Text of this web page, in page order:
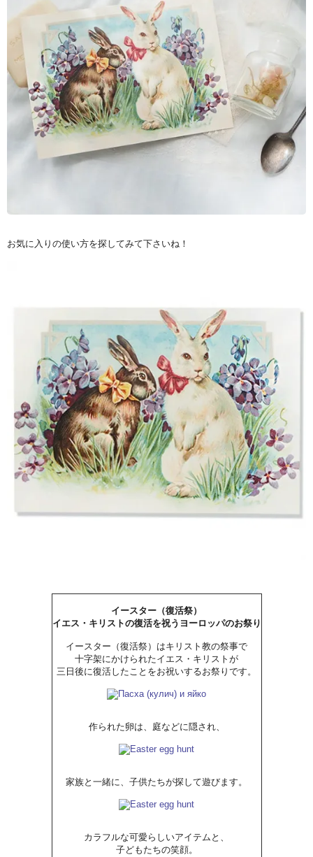
お気に入りの使い方を探してみて下さいね！
イースター（復活祭）
イエス・キリストの復活を祝うヨーロッパのお祭り
イースター（復活祭）はキリスト教の祭事で
十字架にかけられたイエス・キリストが
三日後に復活したことをお祝いするお祭りです。
作られた卵は、庭などに隠され、
家族と一緒に、子供たちが探して遊びます。
カラフルな可愛らしいアイテムと、
子どもたちの笑顔。